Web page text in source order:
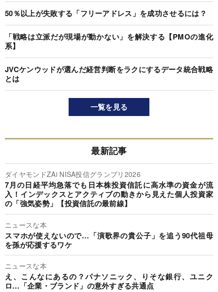
50％以上が失敗する「フリーアドレス」を成功させるには？
「戦略は立派だが現場が動かない」を解決する【PMOの進化
系】
JVCケンウッドが選んだ経営判断をラクにするデータ統合戦略
とは
一覧を見る
最新記事
ダイヤモンドZAi NISA投信グランプリ2026
7月の日経平均急落でも日本株投資信託に高水準の資金が流
入！インデックスとアクティブの動きから見えた個人投資家
の「強気姿勢」【投資信託の最前線】
ニュースな本
スマホが使えないので…「演歌界の貴公子」を追う90代祖母
を孫が応援するワケ
ニュースな本
え、こんなにあるの？パナソニック、りそな銀行、ユニク
ロ…「企業・ブランド」の意外すぎる共通点